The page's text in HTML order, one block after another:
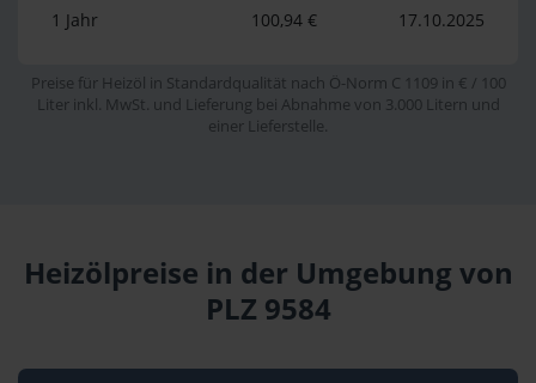
1 Jahr 100,94 € 17.10.2025
Preise für Heizöl in Standardqualität nach Ö-Norm C 1109 in € / 100
Liter inkl. MwSt. und Lieferung bei Abnahme von 3.000 Litern und
einer Lieferstelle.
Heizölpreise in der Umgebung von
PLZ 9584